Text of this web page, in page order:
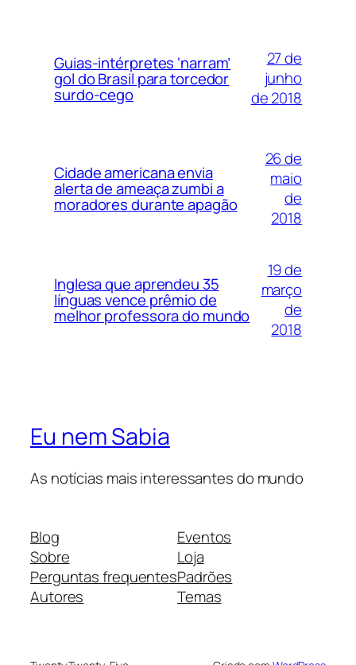
Guias-intérpretes ‘narram’
gol do Brasil para torcedor
surdo-cego
27 de
junho
de 2018
Cidade americana envia
alerta de ameaça zumbi a
moradores durante apagão
26 de
maio
de
2018
Inglesa que aprendeu 35
línguas vence prêmio de
melhor professora do mundo
19 de
março
de
2018
Eu nem Sabia
As notícias mais interessantes do mundo
Blog
Sobre
Perguntas frequentes
Autores
Eventos
Loja
Padrões
Temas